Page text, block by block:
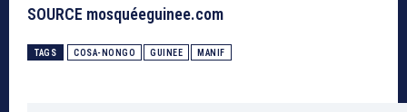
SOURCE mosquéeguinee.com
TAGS COSA-NONGO GUINEE MANIF